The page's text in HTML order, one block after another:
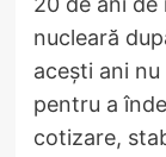
nucleară
acești ani
pentru a
cotizare,